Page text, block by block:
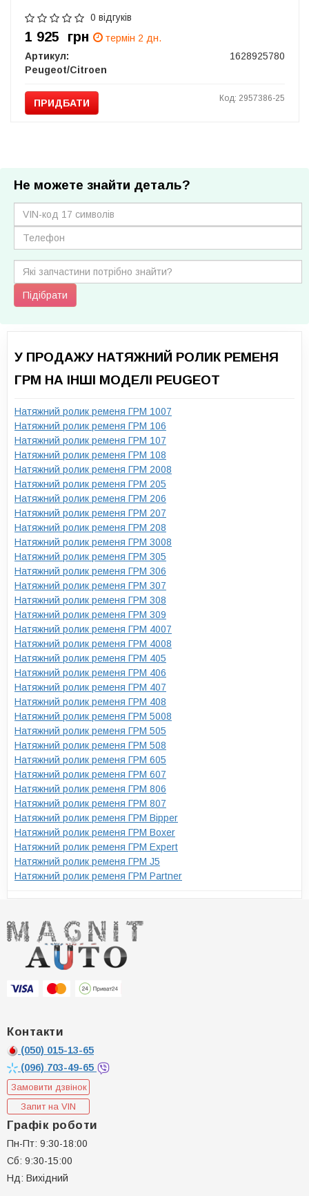
0 відгуків
1 925 грн
термін 2 дн.
Артикул:
1628925780
Peugeot/Citroen
ПРИДБАТИ Код: 2957386-25
Не можете знайти деталь?
Підібрати
У ПРОДАЖУ НАТЯЖНИЙ РОЛИК РЕМЕНЯ
ГРМ НА ІНШІ МОДЕЛІ PEUGEOT
Натяжний ролик ременя ГРМ 1007
Натяжний ролик ременя ГРМ 106
Натяжний ролик ременя ГРМ 107
Натяжний ролик ременя ГРМ 108
Натяжний ролик ременя ГРМ 2008
Натяжний ролик ременя ГРМ 205
Натяжний ролик ременя ГРМ 206
Натяжний ролик ременя ГРМ 207
Натяжний ролик ременя ГРМ 208
Натяжний ролик ременя ГРМ 3008
Натяжний ролик ременя ГРМ 305
Натяжний ролик ременя ГРМ 306
Натяжний ролик ременя ГРМ 307
Натяжний ролик ременя ГРМ 308
Натяжний ролик ременя ГРМ 309
Натяжний ролик ременя ГРМ 4007
Натяжний ролик ременя ГРМ 4008
Натяжний ролик ременя ГРМ 405
Натяжний ролик ременя ГРМ 406
Натяжний ролик ременя ГРМ 407
Натяжний ролик ременя ГРМ 408
Натяжний ролик ременя ГРМ 5008
Натяжний ролик ременя ГРМ 505
Натяжний ролик ременя ГРМ 508
Натяжний ролик ременя ГРМ 605
Натяжний ролик ременя ГРМ 607
Натяжний ролик ременя ГРМ 806
Натяжний ролик ременя ГРМ 807
Натяжний ролик ременя ГРМ Bipper
Натяжний ролик ременя ГРМ Boxer
Натяжний ролик ременя ГРМ Expert
Натяжний ролик ременя ГРМ J5
Натяжний ролик ременя ГРМ Partner
Контакти
(050) 015-13-65
(096) 703-49-65
Замовити дзвінок
Запит на VIN
Графік роботи
Пн-Пт: 9:30-18:00
Сб: 9:30-15:00
Нд: Вихідний